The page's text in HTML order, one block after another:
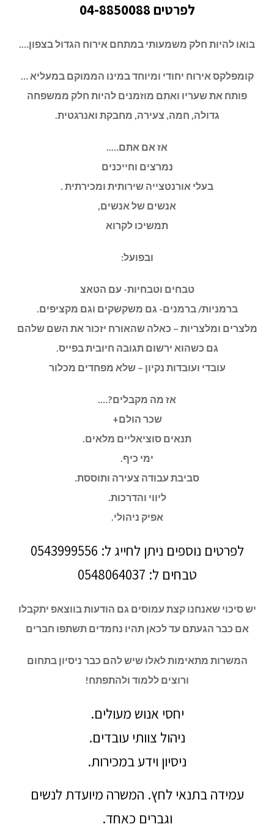
לפרטים 04-8850088
בואו להיות חלק משמעותי במתחם אירוח הגדול בצפון….
קומפלקס אירוח יחודי ומיוחד במינו הממוקם במעליא …
פותח את שעריו ואתם מוזמנים להיות חלק ממשפחה
גדולה, חמה, צעירה, מחבקת ואנרגטית.
אז אם אתם…..
נמרצים וחייכנים
בעלי אורנטצייה שירותית ומכירתית .
אנשים של אנשים,
תמשיכו לקרוא
ובפועל:
טבחים וטבחיות- עם הטאצ
ברמניות/ ברמנים- גם משקשקים וגם מקציפים.
מלצרים ומלצריות – כאלה שהאורח יזכור את השם שלהם
גם כשהוא ירשום תגובה חיובית בפייס.
עובדי ועובדות נקיון – שלא מפחדים מכלור
אז מה מקבלים?….
שכר הולם+
תנאים סוציאליים מלאים.
ימי כיף.
סביבת עבודה צעירה ותוססת.
ליווי והדרכות.
אפיק ניהולי.
לפרטים נוספים ניתן לחייג ל: 0543999556
טבחים ל: 0548064037
יש סיכוי שאנחנו קצת עמוסים גם הודעות בווצאפ יתקבלו
אם כבר הגעתם עד לכאן תהיו נחמדים תשתפו חברים
המשרות מתאימות לאלו שיש להם כבר ניסיון בתחום
ורוצים ללמוד ולהתפתח!
יחסי אנוש מעולים.
ניהול צוותי עובדים.
ניסיון וידע במכירות.
עמידה בתנאי לחץ. המשרה מיועדת לנשים
וגברים כאחד.